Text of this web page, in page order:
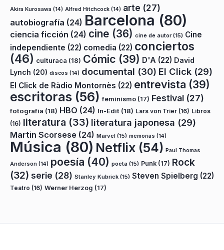
Akira Kurosawa (14) Alfred Hitchcock (14) arte (27)
autobiografía (24) Barcelona (80)
ciencia ficción (24) cine (36) cine de autor(15) Cine
independiente (22) comedia (22) conciertos
(46) culturaca (18) Cómic (39) D'A (22) David
Lynch (20) discos (14) documental (30) El Click (29)
El Click de Ràdio Montornès (22) entrevista (39)
escritoras (56) feminismo (17) Festival (27)
fotografía (18) HBO (24) In-Edit (18) Lars von Trier (16) Libros
(16) literatura (33) literatura japonesa (29)
Martin Scorsese (24) Marvel (15) memorias (14)
Música (80) Netflix (54) Paul Thomas
Anderson (14) poesía (40) poeta (15) Punk (17) Rock
(32) serie (28) Stanley Kubrick (15) Steven Spielberg (22)
Teatro (16) Werner Herzog (17)